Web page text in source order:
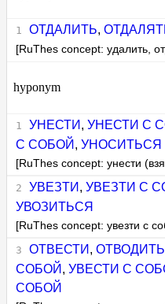
ОТДАЛИТЬ,
[RuThes concept: удалить,
hyponym
УНЕСТИ , УНЕСТИ С
С СОБОЙ ,УНОСИТЬСЯ
[RuThes concept: унести
УВЕЗТИ , УВЕЗТИ С
УВОЗИТЬСЯ
[RuThes concept: увезти с
ОТВЕСТИ , ОТВОДИТЬ
СОБОЙ ,УВЕСТИ С
СОБОЙ